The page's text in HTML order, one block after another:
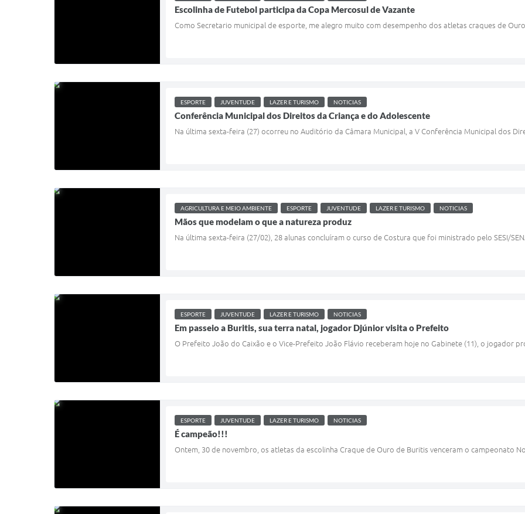
Escolinha de Futebol participa da Copa Mercosul de Vazante
Como Secretario municipal de esporte, me alegro muito com desempenho dos atletas craques de
ESPORTE JUVENTUDE LAZER E TURISMO NOTICIAS
Conferência Municipal dos Direitos da Criança e do Adolescente
Na última sexta-feira (27) ocorreu no Auditório da Câmara Municipal, a V Conferência Municipal dos
AGRICULTURA E MEIO AMBIENTE ESPORTE JUVENTUDE LAZER E TURISMO NOTICIAS
Mãos que modelam o que a natureza produz
Na última sexta-feira (27/02), 28 alunas concluíram o curso de Costura que foi ministrado pelo SESI/
ESPORTE JUVENTUDE LAZER E TURISMO NOTICIAS
Em passeio a Buritis, sua terra natal, jogador Djúnior visita o Prefeito
O Prefeito João do Caixão e o Vice-Prefeito João Flávio receberam hoje no Gabinete (11), o jogador
ESPORTE JUVENTUDE LAZER E TURISMO NOTICIAS
É campeão!!!
Ontem, 30 de novembro, os atletas da escolinha Craque de Ouro de Buritis venceram o campeonato